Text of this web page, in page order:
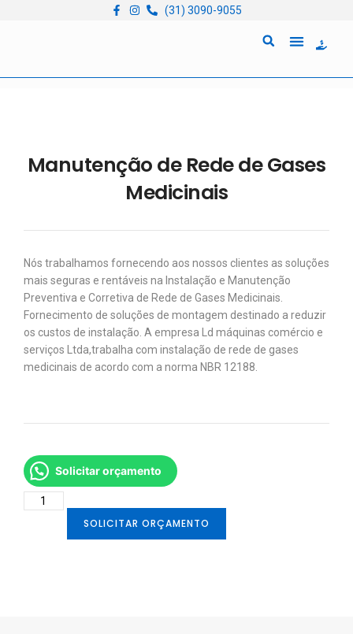
(31) 3090-9055
Manutenção de Rede de Gases
Medicinais
Nós trabalhamos fornecendo aos nossos clientes as soluções
mais seguras e rentáveis na Instalação e Manutenção
Preventiva e Corretiva de Rede de Gases Medicinais.
Fornecimento de soluções de montagem destinado a reduzir
os custos de instalação. A empresa Ld máquinas comércio e
serviços Ltda,trabalha com instalação de rede de gases
medicinais de acordo com a norma NBR 12188.
Solicitar orçamento
SOLICITAR ORÇAMENTO